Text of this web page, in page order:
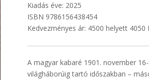
Kiadás éve: 2025
ISBN 9786156438454
Kedvezményes ár: 4500 helyett 4050
A magyar kabaré 1901. november
világháborúig tartó időszakban –